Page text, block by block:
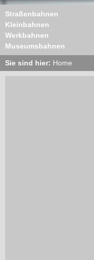
Straßenbahnen
Kleinbahnen
Werkbahnen
Museumsbahnen
Sie sind hier: Home